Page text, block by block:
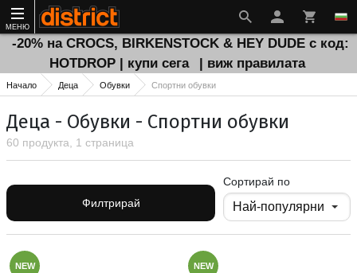
МЕНЮ
-20% на CROCS, BIRKENSTOCK & HEY DUDE с код:
HOTDROP | купи сега
| виж правилата
Начало Деца Обувки Спортни обувки
Деца - Обувки - Спортни обувки
60 продукта, 1 страница
Филтрирай
Сортирай по
NEW NEW